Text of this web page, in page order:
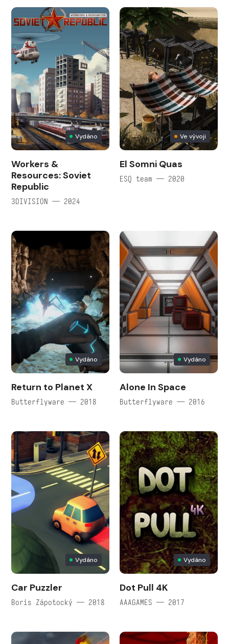
Vydáno
Workers &
Resources: Soviet
Republic
3DIVISION — 2024
Ve vývoji
El Somni Quas
ESQ team — 2020
Vydáno
Return to Planet X
Butterflyware — 2018
Vydáno
Alone In Space
Butterflyware — 2016
Vydáno
Car Puzzler
Boris Zápotocký — 2018
Vydáno
Dot Pull 4K
AAAGAMES — 2017